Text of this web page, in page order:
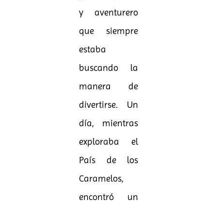
y aventurero
que siempre
estaba
buscando la
manera de
divertirse. Un
día, mientras
exploraba el
País de los
Caramelos,
encontró un